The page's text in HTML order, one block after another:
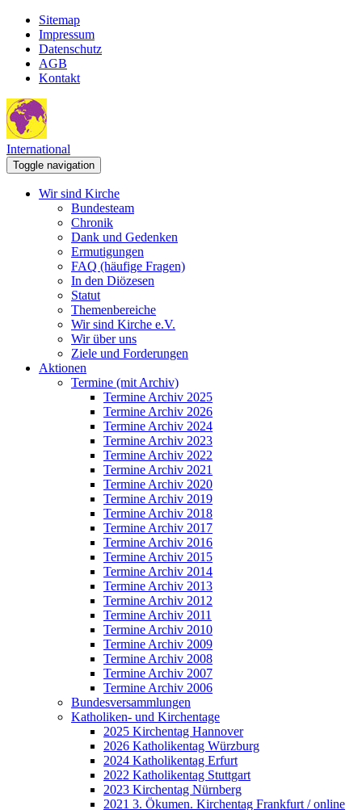
Sitemap
Impressum
Datenschutz
AGB
Kontakt
International
Toggle navigation
Wir sind Kirche
Bundesteam
Chronik
Dank und Gedenken
Ermutigungen
FAQ (häufige Fragen)
In den Diözesen
Statut
Themenbereiche
Wir sind Kirche e.V.
Wir über uns
Ziele und Forderungen
Aktionen
Termine (mit Archiv)
Termine Archiv 2025
Termine Archiv 2026
Termine Archiv 2024
Termine Archiv 2023
Termine Archiv 2022
Termine Archiv 2021
Termine Archiv 2020
Termine Archiv 2019
Termine Archiv 2018
Termine Archiv 2017
Termine Archiv 2016
Termine Archiv 2015
Termine Archiv 2014
Termine Archiv 2013
Termine Archiv 2012
Termine Archiv 2011
Termine Archiv 2010
Termine Archiv 2009
Termine Archiv 2008
Termine Archiv 2007
Termine Archiv 2006
Bundesversammlungen
Katholiken- und Kirchentage
2025 Kirchentag Hannover
2026 Katholikentag Würzburg
2024 Katholikentag Erfurt
2022 Katholikentag Stuttgart
2023 Kirchentag Nürnberg
2021 3. Ökumen. Kirchentag Frankfurt / online